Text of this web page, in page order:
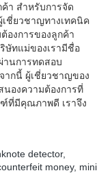
า สำหรับการจัด
ชี่ยวชาญทางเทคนิค
องการของลูกค้า
ษัทแม่ของเรามีชื่อ
านการทดสอบ
กนี้ ผู้เชี่ยวชาญของ
นองความต้องการที่
ที่มีคุณภาพดี เราจึง
detector,
money, mini